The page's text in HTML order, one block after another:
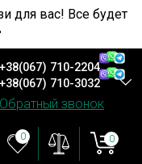
для вас! Все будет
+38(067) 710-2204
+38(067) 710-3032
Обратный звонок
0 0